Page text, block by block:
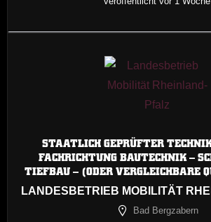
STAATLICH GEPRÜFTER
FACHRICHTUNG BAUTECHNIK –
TIEFBAU – (ODER VERGLEICHBARE
LANDESBETRIEB MOBILITÄT
Bad Bergzabern